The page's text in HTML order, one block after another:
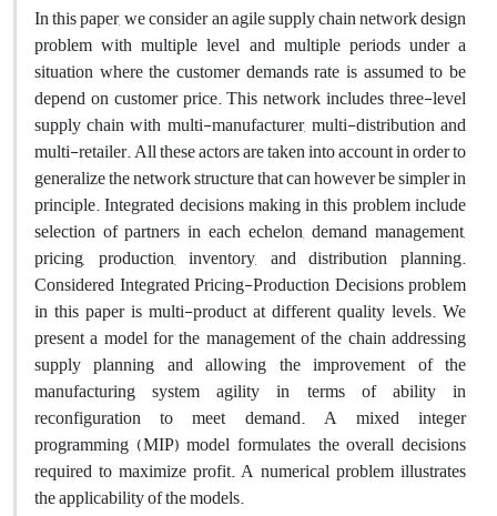
In this paper, we consider an agile supply chain network design
problem with multiple level and multiple periods under a
situation where the customer demands rate is assumed to be
depend on customer price. This network includes three-level
supply chain with multi-manufacturer, multi-distribution and
multi-retailer. All these actors are taken into account in order to
generalize the network structure that can however be simpler in
principle. Integrated decisions making in this problem include
selection of partners in each echelon, demand management,
pricing, production, inventory, and distribution planning.
Considered Integrated Pricing-Production Decisions problem
in this paper is multi-product at different quality levels. We
present a model for the management of the chain addressing
supply planning and allowing the improvement of the
manufacturing system agility in terms of ability in
reconfiguration to meet demand. A mixed integer
programming (MIP) model formulates the overall decisions
required to maximize profit. A numerical problem illustrates
the applicability of the models.